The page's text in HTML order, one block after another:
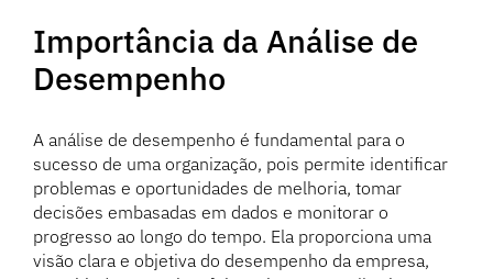
Importância da Análise de
Desempenho
A análise de desempenho é fundamental para o
sucesso de uma organização, pois permite identificar
problemas e oportunidades de melhoria, tomar
decisões embasadas em dados e monitorar o
progresso ao longo do tempo. Ela proporciona uma
visão clara e objetiva do desempenho da empresa,